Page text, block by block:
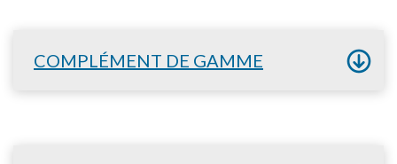
COMPLÉMENT DE GAMME